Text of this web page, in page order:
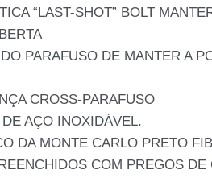
“LAST-SHOT” BOLT
PARAFUSO DE MANTER A
CROSS-PARAFUSO
AÇO INOXIDÁVEL.
DA MONTE CARLO PRETO
COM PREGOS DE